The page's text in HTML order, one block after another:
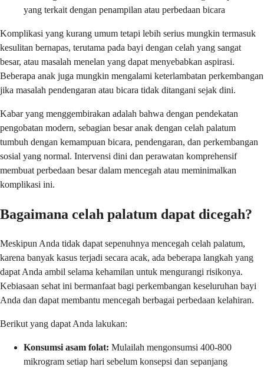
yang terkait dengan penampilan atau perbedaan bicara
Komplikasi yang kurang umum tetapi lebih serius mungkin termasuk
kesulitan bernapas, terutama pada bayi dengan celah yang sangat
besar, atau masalah menelan yang dapat menyebabkan aspirasi.
Beberapa anak juga mungkin mengalami keterlambatan perkembangan
jika masalah pendengaran atau bicara tidak ditangani sejak dini.
Kabar yang menggembirakan adalah bahwa dengan pendekatan
pengobatan modern, sebagian besar anak dengan celah palatum
tumbuh dengan kemampuan bicara, pendengaran, dan perkembangan
sosial yang normal. Intervensi dini dan perawatan komprehensif
membuat perbedaan besar dalam mencegah atau meminimalkan
komplikasi ini.
Bagaimana celah palatum dapat dicegah?
Meskipun Anda tidak dapat sepenuhnya mencegah celah palatum,
karena banyak kasus terjadi secara acak, ada beberapa langkah yang
dapat Anda ambil selama kehamilan untuk mengurangi risikonya.
Kebiasaan sehat ini bermanfaat bagi perkembangan keseluruhan bayi
Anda dan dapat membantu mencegah berbagai perbedaan kelahiran.
Berikut yang dapat Anda lakukan:
Konsumsi asam folat: Mulailah mengonsumsi 400-800
mikrogram setiap hari sebelum konsepsi dan sepanjang